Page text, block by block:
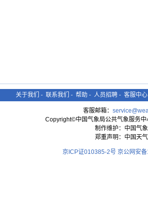
关于我们 - 联系我们 - 帮助 - 人员招聘 - 客服中心
客服邮箱：
Copyright©中国气象局公共气象服务
制作维护：中国气
郑重声明：中国天
京ICP证010385-2号 京公网安